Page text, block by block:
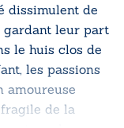
dissimulent de
gardant leur part
le huis clos de
les passions
amoureuse
de la